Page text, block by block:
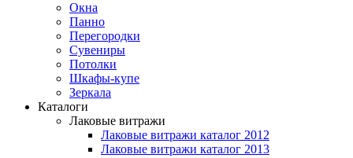
Окна
Панно
Перегородки
Сувениры
Потолки
Шкафы-купе
Зеркала
Каталоги
Лаковые витражи
Лаковые витражи каталог 2012
Лаковые витражи каталог 2013